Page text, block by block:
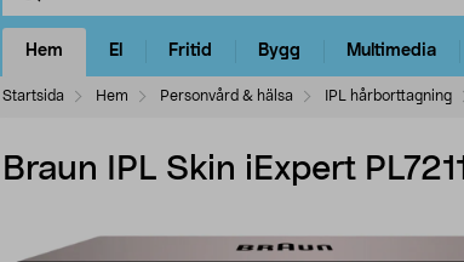
Hem El Fritid Bygg Multimedia
Startsida Hem Personvård & hälsa IPL hårborttagning
Braun IPL Skin iExpert PL7211